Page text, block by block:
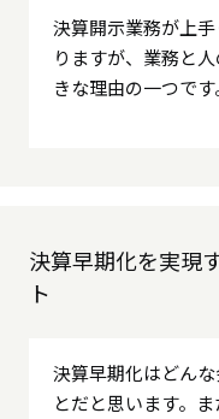
決算開示業務が上
りますが、業務と
きな理由の一つで
決算早期化を実現
ト
決算早期化はどん
とだと思います。